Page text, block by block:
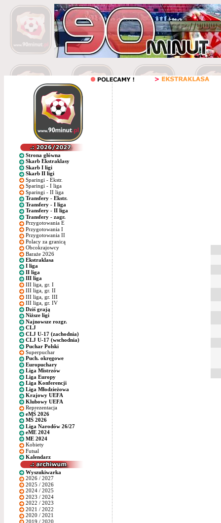
Strona główna
Skarb Ekstraklasy
Skarb I ligi
Skarb II ligi
Sparingi - Ekstr.
Sparingi - I liga
Sparingi - II liga
Transfery - Ekstr.
Transfery - I liga
Transfery - II liga
Transfery - zagr.
Przygotowania E
Przygotowania I
Przygotowania II
Polacy za granicą
Obcokrajowcy
Baraże 2026
Ekstraklasa
I liga
II liga
III liga
III liga, gr. I
III liga, gr. II
III liga, gr. III
III liga, gr. IV
Dziś grają
Niższe ligi
Najnowsze rozgr.
CLJ
CLJ U-17 (zachodnia)
CLJ U-17 (wschodnia)
Puchar Polski
Superpuchar
Puch. okręgowe
Europuchary
Liga Mistrzów
Liga Europy
Liga Konferencji
Liga Młodzieżowa
Krajowy UEFA
Klubowy UEFA
Reprezentacja
eMŚ 2026
MŚ 2026
Liga Narodów 26/27
eME 2024
ME 2024
Kobiety
Futsal
Kalendarz
Wyszukiwarka
2026 / 2027
2025 / 2026
2024 / 2025
2023 / 2024
2022 / 2023
2021 / 2022
2020 / 2021
2019 / 2020